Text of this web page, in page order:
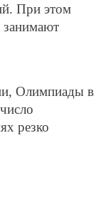
При этом
занимают
Олимпиады в
резко